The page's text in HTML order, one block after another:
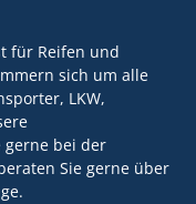
für Reifen und
sich um alle
LKW,
bei der
Sie gerne über